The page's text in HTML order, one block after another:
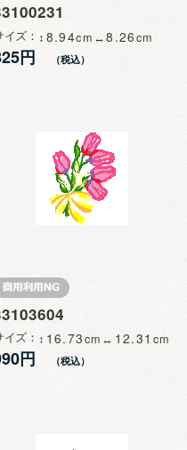
イズ 8.94 8.26
円
イズ 16.73 12.31
円